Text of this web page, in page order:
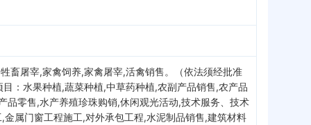
畜屠宰,家禽饲养,家禽屠宰,活禽销售。（依法须经批准
：水果种植,蔬菜种植,中草药种植,农副产品销售,农产品
零售,水产养殖珍珠购销,休闲观光活动,技术服务、技术
属门窗工程施工,对外承包工程,水泥制品销售,建筑材料